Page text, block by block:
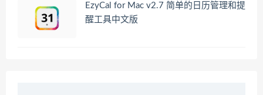
EzyCal for Mac v2.7 简单的日历管理和提
醒工具中文版